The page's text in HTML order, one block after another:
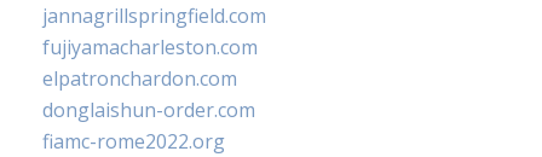
jannagrillspringfield.com
fujiyamacharleston.com
elpatronchardon.com
donglaishun-order.com
fiamc-rome2022.org